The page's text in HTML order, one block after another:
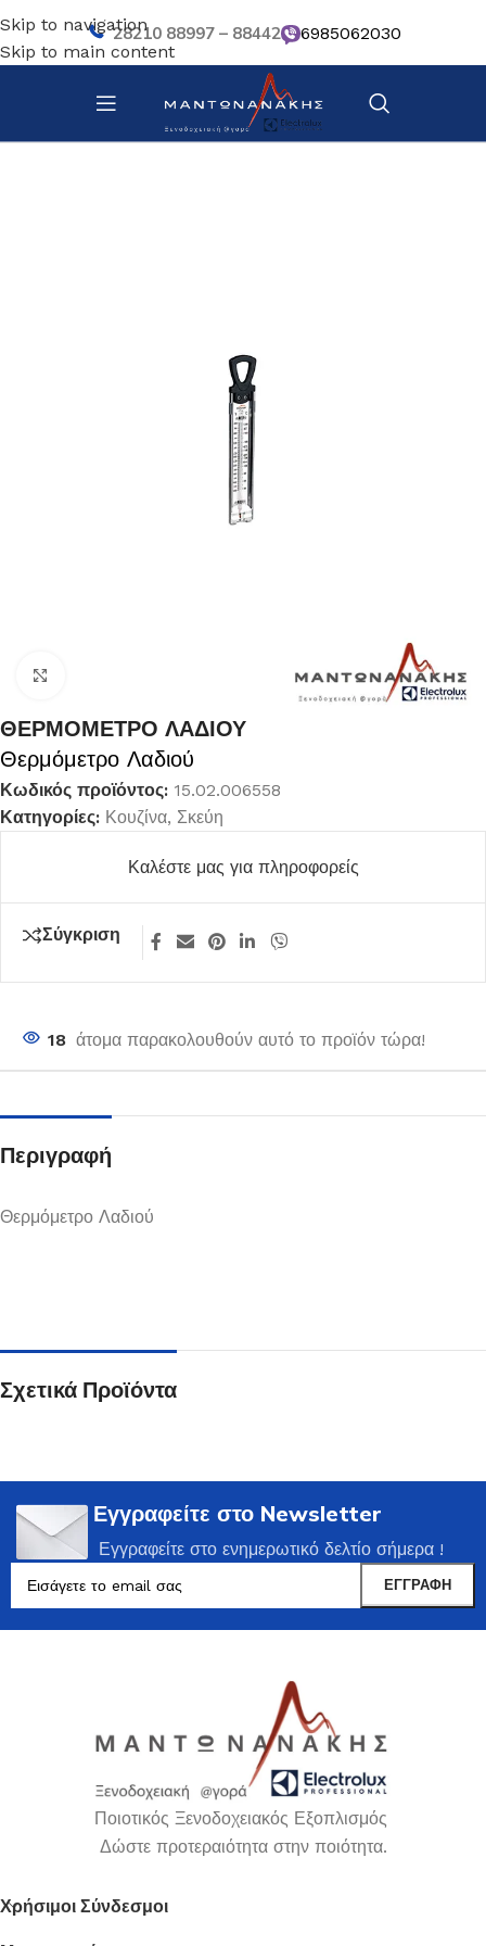
Skip to navigation
Skip to main content
28210 88997 – 88442 6985062030
Αρχική σελίδα/
ΘΕΡΜΟΜΕΤΡΟ ΛΑΔΙΟΥ
Θερμόμετρο Λαδιού
Κωδικός προϊόντος: 15.02.006558
Κατηγορίες: Κουζίνα, Σκεύη
Καλέστε μας για πληροφορείς
Σύγκριση
18 άτομα παρακολουθούν αυτό το προϊόν τώρα!
Περιγραφή
Θερμόμετρο Λαδιού
Σχετικά Προϊόντα
Εγγραφείτε στο Newsletter
Εγγραφείτε στο ενημερωτικό δελτίο σήμερα !
Ποιοτικός Ξενοδοχειακός Εξοπλισμός
Δώστε προτεραιότητα στην ποιότητα.
Χρήσιμοι Σύνδεσμοι